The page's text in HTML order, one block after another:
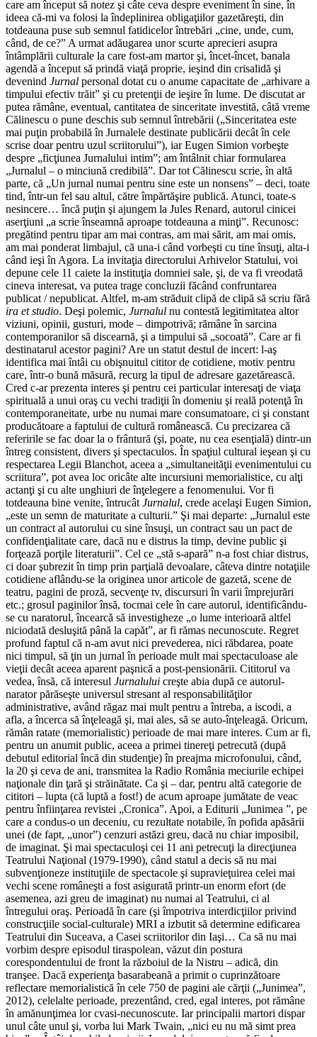
care am început să notez şi câte ceva despre eveniment în sine, în
ideea că-mi va folosi la îndeplinirea obligaţiilor gazetăreşti, din
totdeauna puse sub semnul fatidicelor întrebări „cine, unde, cum,
când, de ce?” A urmat adăugarea unor scurte aprecieri asupra
întâmplării culturale la care fost-am martor şi, încet-încet, banala
agendă a început să prindă viaţă proprie, ieşind din crisalidă şi
devenind Jurnal personal dotat cu o anume capacitate de „arhivare a
timpului efectiv trăit” şi cu pretenţii de ieşire în lume. De discutat ar
putea rămâne, eventual, cantitatea de sinceritate investită, câtă vreme
Călinescu o pune deschis sub semnul întrebării („Sinceritatea este
mai puţin probabilă în Jurnalele destinate publicării decât în cele
scrise doar pentru uzul scriitorului”), iar Eugen Simion vorbeşte
despre „ficţiunea Jurnalului intim”; am întâlnit chiar formularea
„Jurnalul – o minciună credibilă”. Dar tot Călinescu scrie, în altă
parte, că „Un jurnal numai pentru sine este un nonsens” – deci, toate
tind, într-un fel sau altul, către împărtăşire publică. Atunci, toate-s
nesincere… încă puţin şi ajungem la Jules Renard, autorul cinicei
aserţiuni „a scrie înseamnă aproape totdeauna a minţi”. Recunosc:
pregătind pentru tipar am mai contras, am mai sărit, am mai omis,
am mai ponderat limbajul, că una-i când vorbeşti cu tine însuţi, alta-i
când ieşi în Agora. La invitaţia directorului Arhivelor Statului, voi
depune cele 11 caiete la instituţia domniei sale, şi, de va fi vreodată
cineva interesat, va putea trage concluzii făcând confruntarea
publicat / nepublicat. Altfel, m-am străduit clipă de clipă să scriu fără
ira et studio. Deşi polemic, Jurnalul nu contestă legitimitatea altor
viziuni, opinii, gusturi, mode – dimpotrivă; rămâne în sarcina
contemporanilor să discearnă, şi a timpului să „socoată”. Care ar fi
destinatarul acestor pagini? Are un statut destul de incert: l-aş
identifica mai întâi cu obişnuitul cititor de cotidiene, motiv pentru
care, într-o bună măsură, recurg la tipul de adresare gazetărească.
Cred c-ar prezenta interes şi pentru cei particular interesaţi de viaţa
spirituală a unui oraş cu vechi tradiţii în domeniu şi reală potenţă în
contemporaneitate, urbe nu numai mare consumatoare, ci şi constant
producătoare a faptului de cultură românească. Cu precizarea că
referirile se fac doar la o frântură (şi, poate, nu cea esenţială) dintr-un
întreg consistent, divers şi spectaculos. În spaţiul cultural ieşean şi cu
respectarea Legii Blanchot, aceea a „simultaneităţii evenimentului cu
scriitura”, pot avea loc oricâte alte incursiuni memorialistice, cu alţi
actanţi şi cu alte unghiuri de înţelegere a fenomenului. Vor fi
totdeauna bine venite, întrucâtJurnalul, crede acelaşi Eugen Simion,
„este un semn de maturitate a culturii.” Şi mai departe: „Jurnalul este
un contract al autorului cu sine însuşi, un contract sau un pact de
confidenţialitate care, dacă nu e distrus la timp, devine public şi
forţează porţile literaturii”. Cel ce „stă s-apară” n-a fost chiar distrus,
ci doar şubrezit în timp prin parţială devoalare, câteva dintre notaţiile
cotidiene aflându-se la originea unor articole de gazetă, scene de
teatru, pagini de proză, secvenţe tv, discursuri în varii împrejurări
etc.; grosul paginilor însă, tocmai cele în care autorul, identificându-
se cu naratorul, încearcă să investigheze „o lume interioară altfel
niciodată desluşită până la capăt”, ar fi rămas necunoscute. Regret
profund faptul că n-am avut nici prevederea, nici răbdarea, poate
nici timpul, să ţin un jurnal în perioade mult mai spectaculoase ale
vieţii decât aceea aparent paşnică a post-pensionării. Cititorul va
vedea, însă, că interesul Jurnalului creşte abia după ce autorul-
narator părăseşte universul stresant al responsabilităţilor
administrative, având răgaz mai mult pentru a întreba, a iscodi, a
afla, a încerca să înţeleagă şi, mai ales, să se auto-înţeleagă. Oricum,
rămân ratate (memorialistic) perioade de mai mare interes. Cum ar fi,
pentru un anumit public, aceea a primei tinereţi petrecută (după
debutul editorial încă din studenţie) în preajma microfonului, când,
la 20 şi ceva de ani, transmitea la Radio România meciurile echipei
naţionale din ţară şi străinătate. Ca şi – dar, pentru altă categorie de
cititori – lupta (că luptă a fost!) de acum aproape jumătate de veac
pentru înfiinţarea revistei „Cronica”. Apoi, a Editurii „Junimea ”, pe
care a condus-o un deceniu, cu rezultate notabile, în pofida apăsării
unei (de fapt, „unor”) cenzuri astăzi greu, dacă nu chiar imposibil,
de imaginat. Şi mai spectaculoşi cei 11 ani petrecuţi la direcţiunea
Teatrului Naţional (1979-1990), când statul a decis să nu mai
subvenţioneze instituţiile de spectacole şi supravieţuirea celei mai
vechi scene româneşti a fost asigurată printr-un enorm efort (de
asemenea, azi greu de imaginat) nu numai al Teatrului, ci al
întregului oraş. Perioadă în care (şi împotriva interdicţiilor privind
construcţiile social-culturale) MRI a izbutit să determine edificarea
Teatrului din Suceava, a Casei scriitorilor din Iaşi… Ca să nu mai
vorbim despre episodul tiraspolean, văzut din postura
corespondentului de front la războiul de la Nistru – adică, din
tranşee. Dacă experienţa basarabeană a primit o cuprinzătoare
reflectare memorialistică în cele 750 de pagini ale cărţii („Junimea”,
2012), celelalte perioade, prezentând, cred, egal interes, pot rămâne
în amănunţimea lor cvasi-necunoscute. Iar principalii martori dispar
unul câte unul şi, vorba lui Mark Twain, „nici eu nu mă simt prea